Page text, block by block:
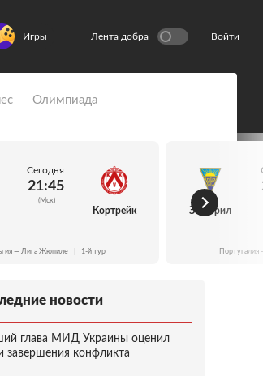
Игры Лента добра Войти
Олимпиада
Сегодня
21:45
(Мск)
Кортрейк
— Лига Жюпиле 1-й тур
Эшторил
новости
глава МИД Украины оценил
завершения конфликта